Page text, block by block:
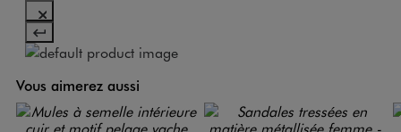
Vous aimerez aussi